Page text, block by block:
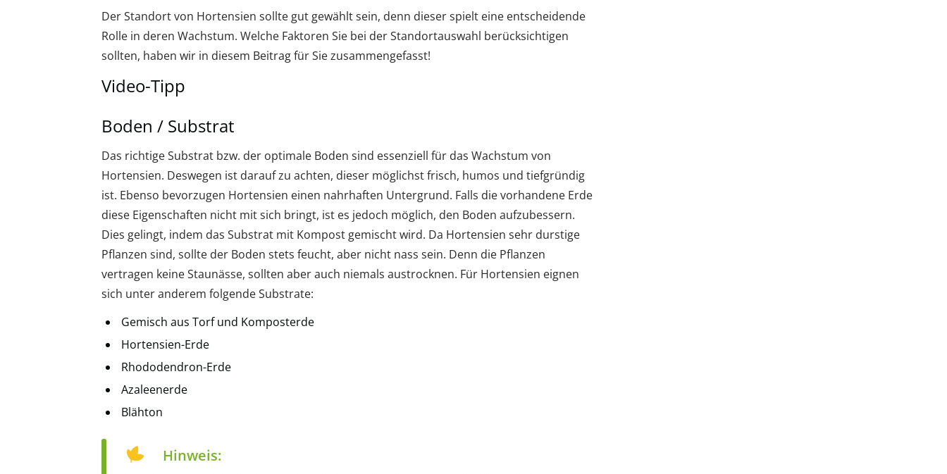
Der Standort von Hortensien sollte gut gewählt sein, denn dieser spielt eine entscheidende
Rolle in deren Wachstum. Welche Faktoren Sie bei der Standortauswahl berücksichtigen
sollten, haben wir in diesem Beitrag für Sie zusammengefasst!
Video-Tipp
Boden / Substrat
Das richtige Substrat bzw. der optimale Boden sind essenziell für das Wachstum von
Hortensien. Deswegen ist darauf zu achten, dieser möglichst frisch, humos und tiefgründig
ist. Ebenso bevorzugen Hortensien einen nahrhaften Untergrund. Falls die vorhandene Erde
diese Eigenschaften nicht mit sich bringt, ist es jedoch möglich, den Boden aufzubessern.
Dies gelingt, indem das Substrat mit Kompost gemischt wird. Da Hortensien sehr durstige
Pflanzen sind, sollte der Boden stets feucht, aber nicht nass sein. Denn die Pflanzen
vertragen keine Staunässe, sollten aber auch niemals austrocknen. Für Hortensien eignen
sich unter anderem folgende Substrate:
Gemisch aus Torf und Komposterde
Hortensien-Erde
Rhododendron-Erde
Azaleenerde
Blähton
Hinweis: